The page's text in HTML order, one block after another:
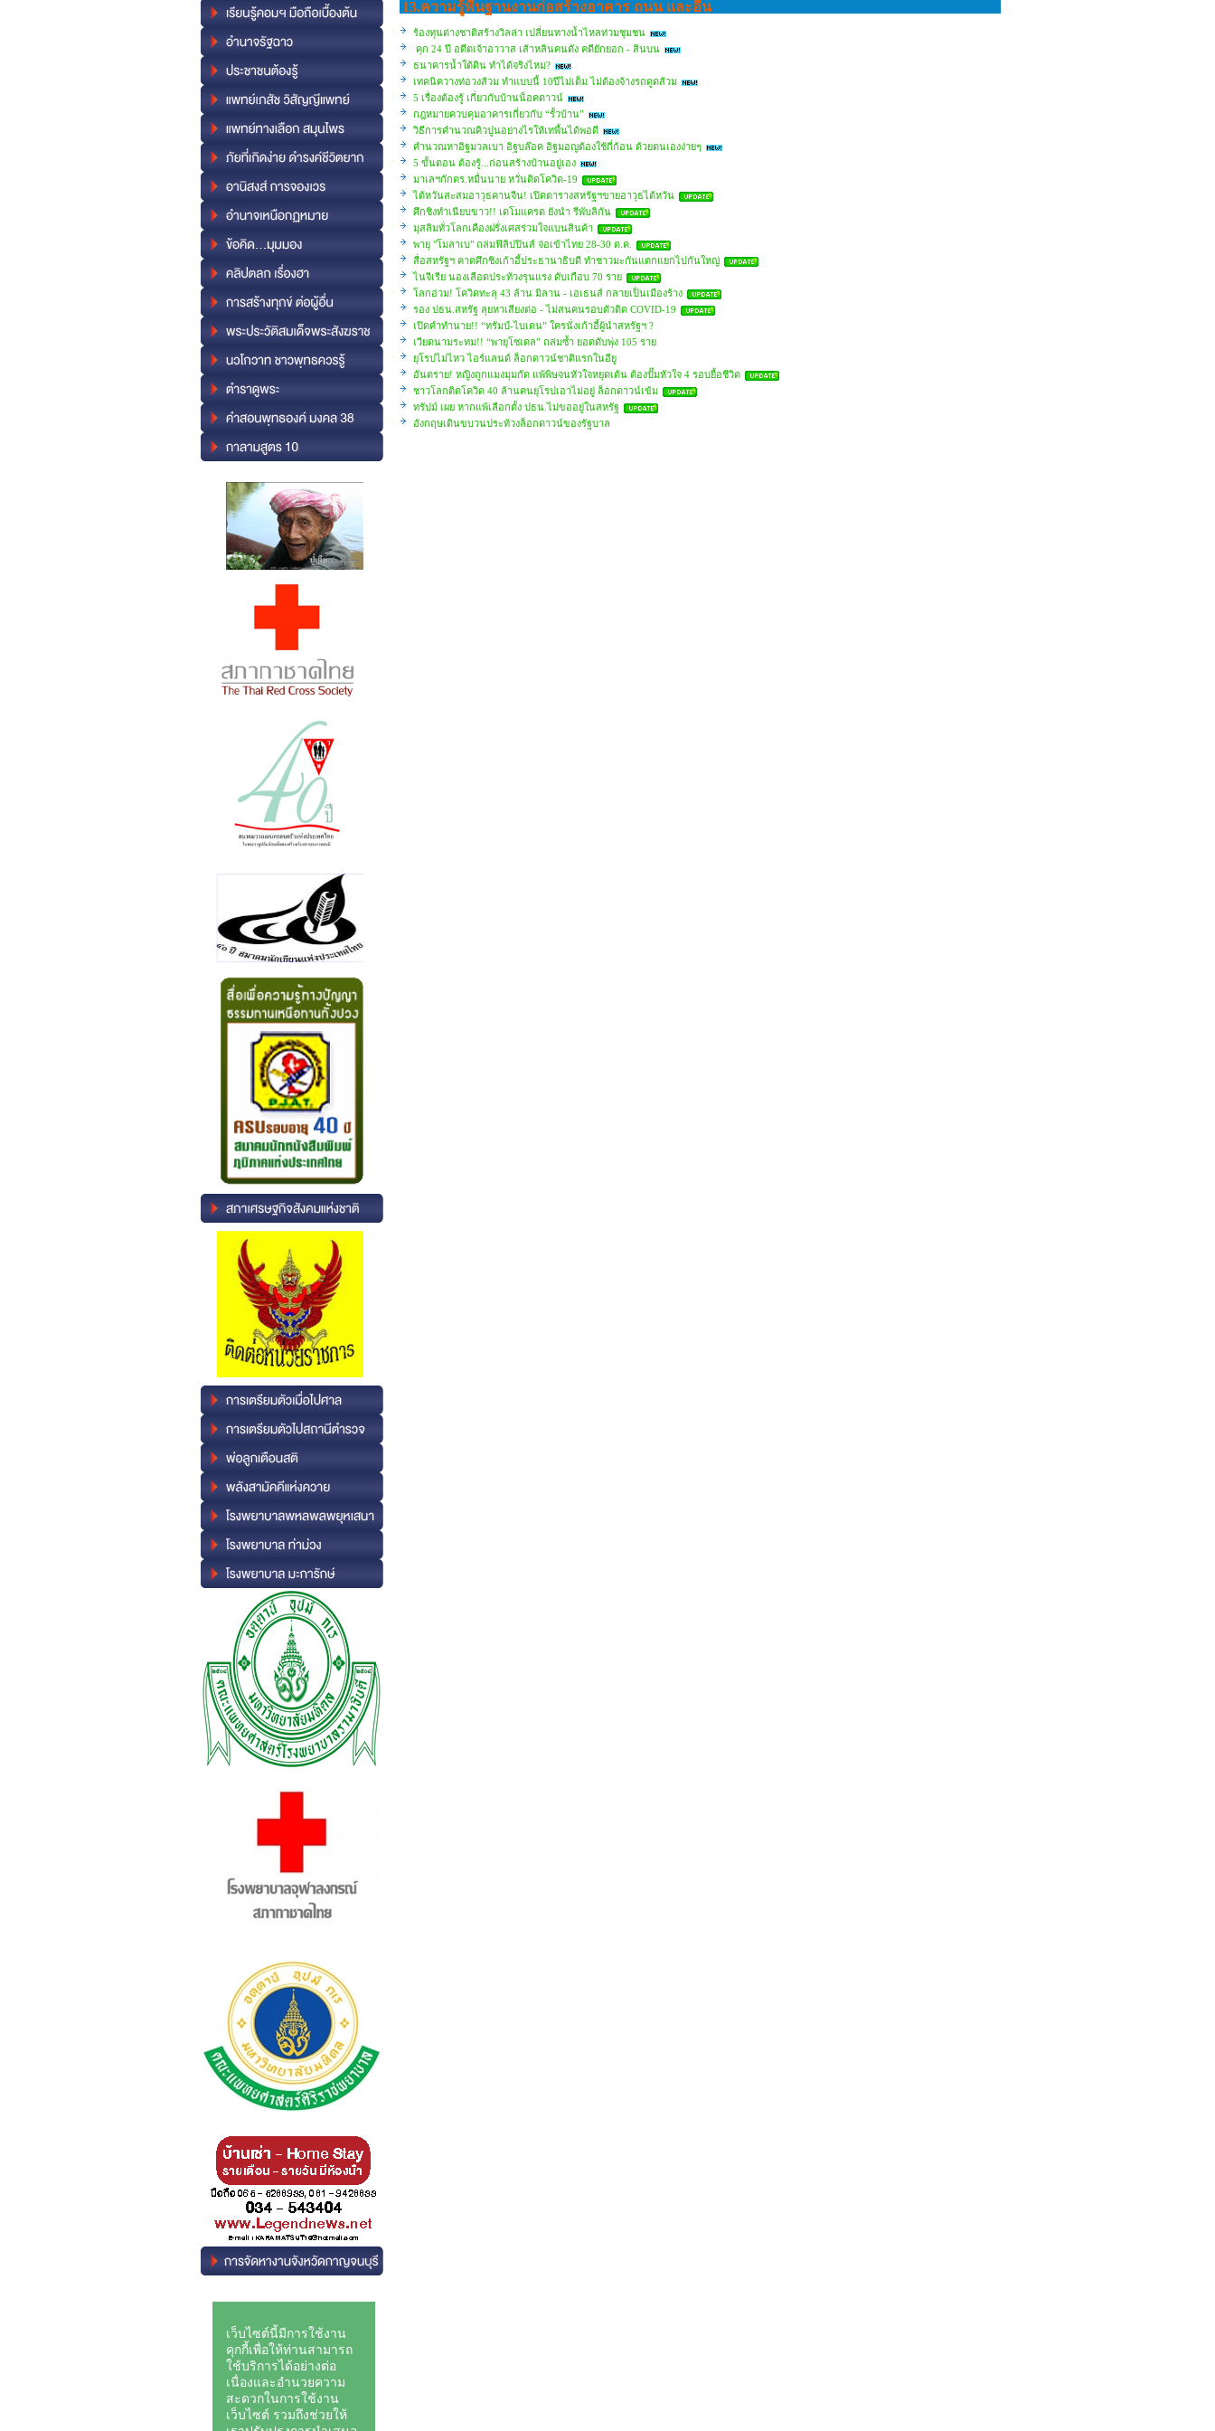
13.ความรู้พื้นฐานงานก่อสร้างอาคาร ถนน และอื่น
ร้องทุนต่างชาติสร้างวิลล่า เปลี่ยนทางน้ำไหลท่วมชุมชน
คุก 24 ปี อดีตเจ้าอาวาส เส้าหลินคนดัง คดียักยอก - สินบน
ธนาคารน้ำใต้ดิน ทำได้จริงไหม?
เทคนิควางท่อวงส้วม ทำแบบนี้ 10ปีไม่เต็ม ไม่ต้องจ้างรถดูดส้วม
5 เรื่องต้องรู้ เกี่ยวกับบ้านน็อคดาวน์
กฎหมายควบคุมอาคารเกี่ยวกับ “รั้วบ้าน”
วิธีการคำนวณคิวปูนอย่างไรให้เทพื้นได้พอดี
คำนวณหาอิฐมวลเบา อิฐบล๊อค อิฐมอญต้องใช้กี่ก้อน ด้วยตนเองง่ายๆ
5 ขั้นตอน ต้องรู้...ก่อนสร้างบ้านอยู่เอง
มาเลฯกักตร.หมื่นนาย หวั่นติดโควิด-19
ไต้หวันสะสมอาวุธคานจีน! เปิดตารางสหรัฐฯขายอาวุธไต้หวัน
ศึกชิงทำเนียบขาว!! เดโมแครต ยังนำ รีพับลิกัน
มุสลิมทั่วโลกเคืองฝรั่งเศสร่วมใจแบนสินค้า
พายุ "โมลาเบ" ถล่มฟิลิปปินส์ จ่อเข้าไทย 28-30 ต.ค.
สื่อสหรัฐฯ คาดศึกชิงเก้าอี้ประธานาธิบดี ทำชาวมะกันแตกแยกไปกันใหญ่
ไนจีเรีย นองเลือดประท้วงรุนแรง ดับเกือบ 70 ราย
โลกอ่วม! โควิดทะลุ 43 ล้าน มิลาน - เอเธนส์ กลายเป็นเมืองร้าง
รอง ปธน.สหรัฐ ลุยหาเสียงต่อ - ไม่สนคนรอบตัวติด COVID-19
เปิดคำทำนาย!! “ทรัมป์-ไบเดน” ใครนั่งเก้าอี้ผู้นำสหรัฐฯ ?
เวียดนามระทม!! “พายุโซเดล” ถล่มซ้ำ ยอดดับพุ่ง 105 ราย
ยุโรปไม่ไหว ไอร์แลนด์ ล็อกดาวน์ชาติแรกในอียู
อันตราย! หญิงถูกแมงมุมกัด แพ้พิษจนหัวใจหยุดเต้น ต้องปั๊มหัวใจ 4 รอบยื้อชีวิต
ชาวโลกติดโควิด 40 ล้านคนยุโรปเอาไม่อยู่ ล็อกดาวน์เข้ม
ทรัปม์ เผย หากแพ้เลือกตั้ง ปธน.ไม่ขออยู่ในสหรัฐ
อังกฤษเดินขบวนประท้วงล็อกดาวน์ของรัฐบาล